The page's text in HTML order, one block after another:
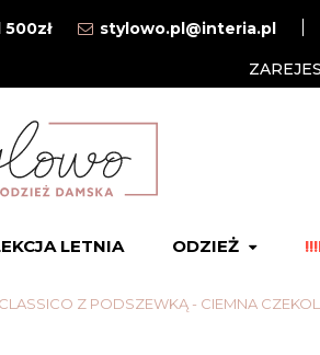
stylowo.pl@interia.pl
LETNIA ODZIEŻ
Z PODSZEWKĄ - CIEMNA